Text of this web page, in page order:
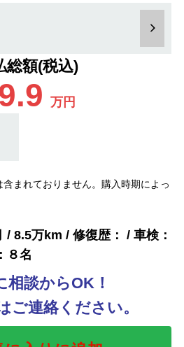
総額(税込)
万円
まれておりません。購入時期によっ
/ 8.5万km / 修復歴： / 車検：
８名
相談からOK！
ご連絡ください。